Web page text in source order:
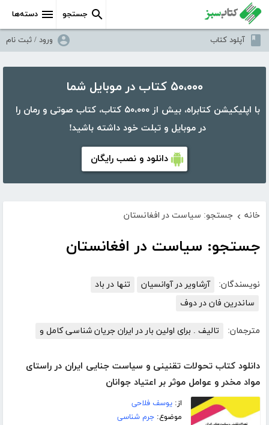
دسته‌ها جستجو
آپلود کتاب ورود / ثبت نام
۵۰،۰۰۰ کتاب در موبایل شما
با اپلیکیشن کتابراه، بیش از ۵۰،۰۰۰ کتاب، کتاب صوتی و رمان را
در موبایل و تبلت خود داشته باشید!
دانلود و نصب رایگان
خانه › جستجو: سیاست در افغانستان
جستجو: سیاست در افغانستان
نویسندگان: آرشاویر در آوانسیان
تنها در باد
ساندرین فان در دوف
مترجمان: تالیف . برای اولین بار در ایران جریان شناسی کامل و
دانلود کتاب تحولات تقنینی و سیاست جنایی ایران در راستای
مواد مخدر و عوامل موثر بر اعتیاد جوانان
از:یوسف فلاحی
موضوع:جرم شناسی